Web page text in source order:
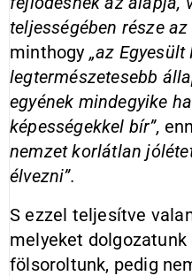
teljességében része az
minthogy „az Egyesült
legtermészetesebb
egyének mindegyike
képességekkel bír”,
nemzet korlátlan
élvezni”.
S ezzel teljesítve
melyeket dolgozatunk
fölsoroltunk, pedig